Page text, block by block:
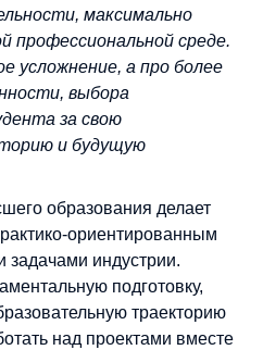
максимально
профессиональной среде.
усложнение, а про более
выбора
за свою
и будущую
образования делает
ориентированным
индустрии.
подготовку,
траекторию
над проектами вместе